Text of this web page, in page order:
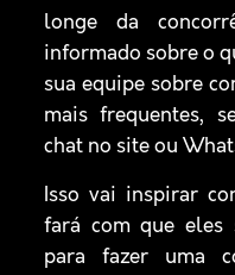
longe da
informado sobre o
sua equipe sobre
mais frequentes,
chat no site ou
Isso vai inspirar
fará com que eles
para fazer uma